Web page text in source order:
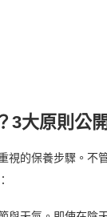
3大原則公
視的保養步驟。不